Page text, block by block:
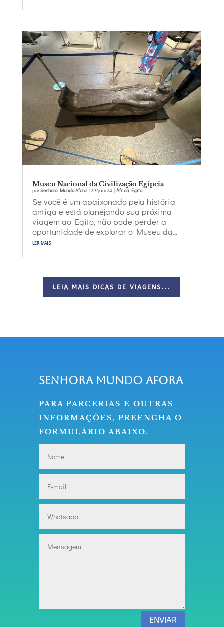
Museu Nacional da Civilização Egípcia
porSenhora Mundo Afora| 29/jan/24| África, Egito
Se você é um apaixonado pela história
antiga e está planejando sua próxima
viagem ao Egito, não pode perder a
oportunidade de explorar o Museu da...
ler mais
LEIA MAIS DICAS DE VIAGENS...
Senhora Mundo Afora
PARA PARCERIAS E OUTRAS
INFORMAÇÕES, PREENCHA O
FORMULÁRIO ABAIXO.
ENVIAR